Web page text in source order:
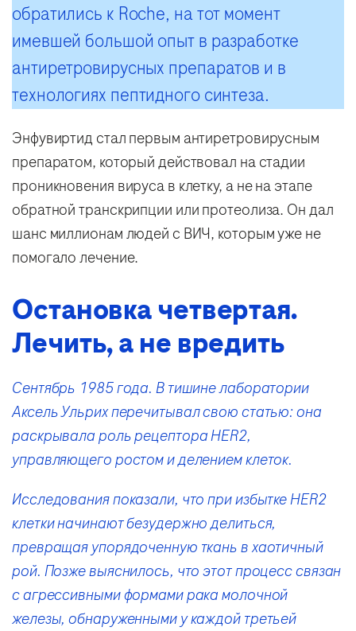
обратились к Roche, на тот момент
имевшей большой опыт в разработке
антиретровирусных препаратов и в
технологиях пептидного синтеза.
Энфувиртид стал первым антиретровирусным
препаратом, который действовал на стадии
проникновения вируса в клетку, а не на этапе
обратной транскрипции или протеолиза. Он дал
шанс миллионам людей с ВИЧ, которым уже не
помогало лечение.
Остановка четвертая.
Лечить, а не вредить
Сентябрь 1985 года. В тишине лаборатории
Аксель Ульрих перечитывал свою статью: она
раскрывала роль рецептора HER2,
управляющего ростом и делением клеток.
Исследования показали, что при избытке HER2
клетки начинают безудержно делиться,
превращая упорядоченную ткань в хаотичный
рой. Позже выяснилось, что этот процесс связан
с агрессивными формами рака молочной
железы, обнаруженными у каждой третьей